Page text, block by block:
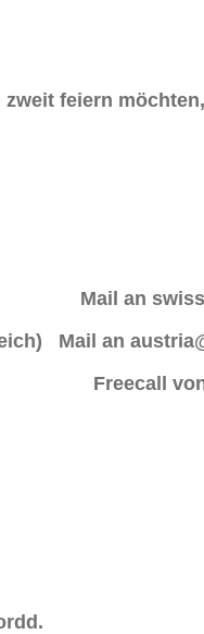
feiern
Mail an
Mail an
von